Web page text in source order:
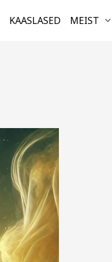
KAASLASED MEIST